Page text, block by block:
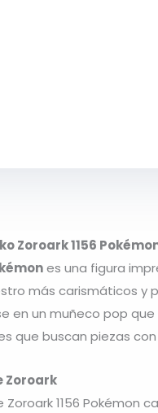
Zoroark 1156
es una figura
más carismáticos y
en un muñeco pop
que buscan piezas
Zoroark
Zoroark 1156